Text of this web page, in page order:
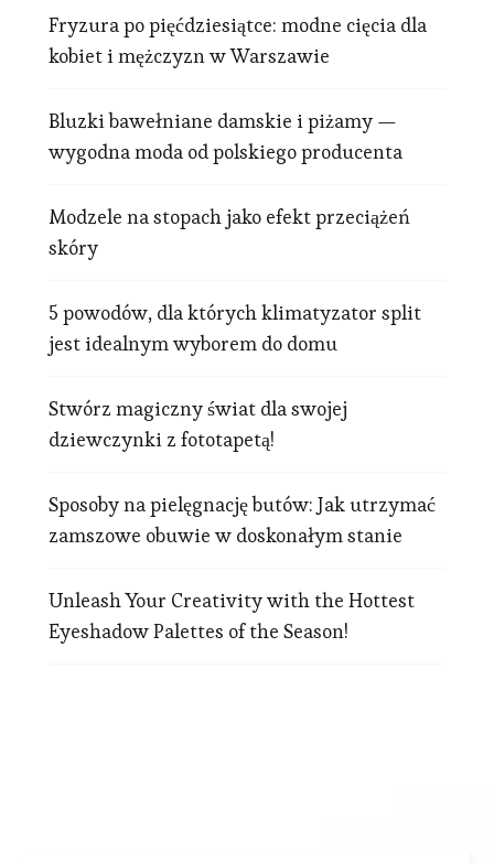
Fryzura po pięćdziesiątce: modne cięcia dla
kobiet i mężczyzn w Warszawie
Bluzki bawełniane damskie i piżamy —
wygodna moda od polskiego producenta
Modzele na stopach jako efekt przeciążeń
skóry
5 powodów, dla których klimatyzator split
jest idealnym wyborem do domu
Stwórz magiczny świat dla swojej
dziewczynki z fototapetą!
Sposoby na pielęgnację butów: Jak utrzymać
zamszowe obuwie w doskonałym stanie
Unleash Your Creativity with the Hottest
Eyeshadow Palettes of the Season!